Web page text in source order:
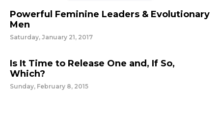
Powerful Feminine Leaders & Evolutionary
Men
Saturday, January 21, 2017
Is It Time to Release One and, If So,
Which?
Sunday, February 8, 2015